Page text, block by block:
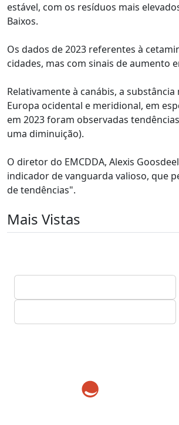
estável, com os resíduos mais
Baixos.
Os dados de 2023 referentes à
cidades, mas com sinais de aumento
Relativamente à canábis, a
Europa ocidental e meridional, em
em 2023 foram observadas
uma diminuição).
O diretor do EMCDDA, Alexis
indicador de vanguarda valioso, que
de tendências".
Mais Vistas